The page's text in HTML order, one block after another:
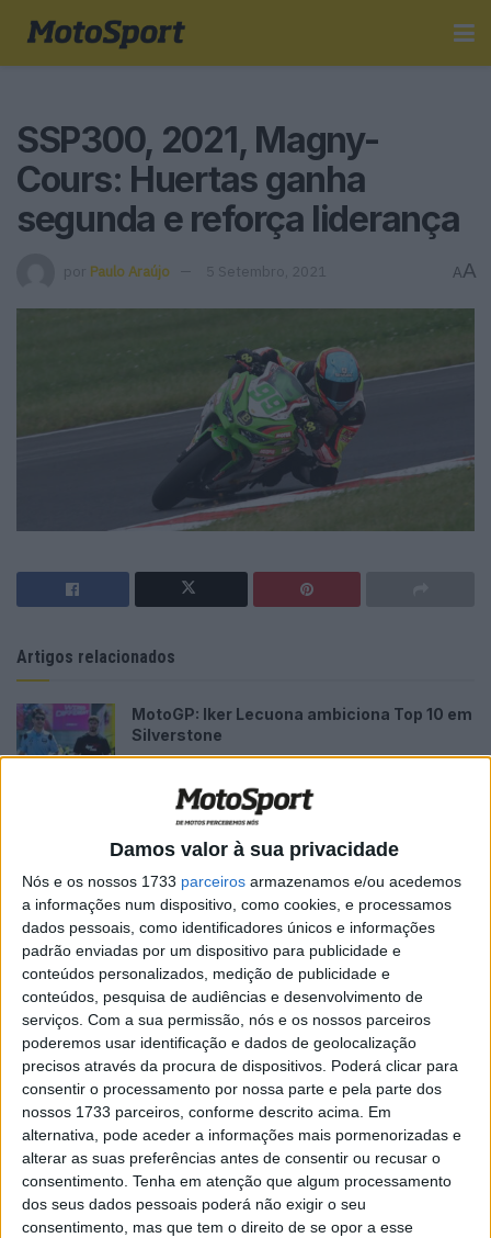
Damos valor à sua privacidade
Nós e os nossos 1733 parceiros armazenamos e/ou acedemos
a informações num dispositivo, como cookies, e processamos
dados pessoais, como identificadores únicos e informações
padrão enviadas por um dispositivo para publicidade e
conteúdos personalizados, medição de publicidade e
conteúdos, pesquisa de audiências e desenvolvimento de
serviços. Com a sua permissão, nós e os nossos parceiros
poderemos usar identificação e dados de geolocalização
precisos através da procura de dispositivos. Poderá clicar para
consentir o processamento por nossa parte e pela parte dos
nossos 1733 parceiros, conforme descrito acima. Em
alternativa, pode aceder a informações mais pormenorizadas e
alterar as suas preferências antes de consentir ou recusar o
consentimento. Tenha em atenção que algum processamento
dos seus dados pessoais poderá não exigir o seu
consentimento, mas que tem o direito de se opor a esse
SSP300, 2021, Magny-
Cours: Huertas ganha
segunda e reforça liderança
por Paulo Araújo 5 Setembro, 2021 AA
Artigos relacionados
MotoGP: Iker Lecuona ambiciona Top 10 em
Silverstone
6 AGOSTO, 2026
MotoGP: Marco Bezzecchi recebe luz verde
para correr em Silverstone
6 AGOSTO, 2026
🔊 Ouvir artigo
Se alguém teve um fim-de-
semana perfeito em Magny-Cours
foi Adrian Huertas, que venceu
com autoridade ambas as corridas
de SuperSport 300